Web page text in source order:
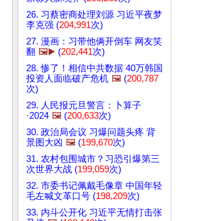
26. 习蔡密商处理刘源 习近平夜梦
李克强 (204,991次)
27. 漫画：习带他俩开倒车 网友笑
翻 🖼️▶️ (202,441次)
28. 惨了！相信中共数据 40万韩国
投资人面临破产危机 🖼️ (200,787
次)
29. 人民报元旦警言：卜算子
·2024 🖼️ (200,633次)
30. 政治局会议 习爆问题头疼 背
景图大凶 🖼️ (199,670次)
31. 农村包围城市？习恐引爆第三
次世界大战 (199,059次)
32. 市委书记佩戴毛像章 中国年轻
毛左喊文革口号 (198,209次)
33. 内斗公开化 习近平无情打击张